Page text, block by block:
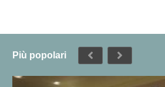
Più popolari